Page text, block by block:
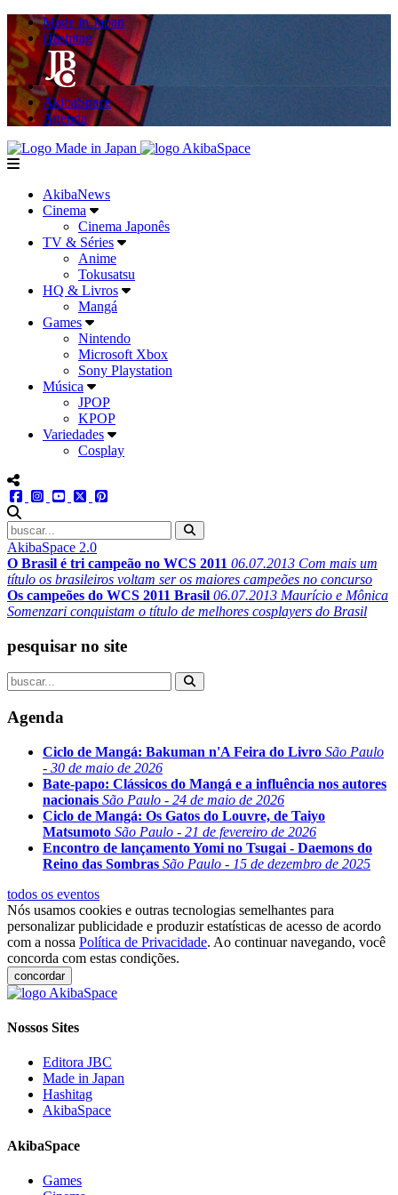
Made in Japan
Hashitag
AkibaSpace
Agenda
Powered By Made in Japan
AkibaSpace
menu
AkibaNews
Cinema
Cinema Japonês
TV & Séries
Anime
Tokusatsu
HQ & Livros
Mangá
Games
Nintendo
Microsoft Xbox
Sony Playstation
Música
JPOP
KPOP
Variedades
Cosplay
menu redes social
facebookinstagram
youtube
twitter
AkibaSpace 2.0
O Brasil é tri campeão no WCS 2011 06.07.2013 Com mais um
título os brasileiros voltam ser os maiores campeões no concurso
Os campeões do WCS 2011 Brasil 06.07.2013 Maurício e Mônica
Somenzari conquistam o título de melhores cosplayers do Brasil
pesquisar no site
Agenda
Ciclo de Mangá: Bakuman n'A Feira do Livro São Paulo
- 30 de maio de 2026
Bate-papo: Clássicos do Mangá e a influência nos autores
nacionais São Paulo - 24 de maio de 2026
Ciclo de Mangá: Os Gatos do Louvre, de Taiyo
Matsumoto São Paulo - 21 de fevereiro de 2026
Encontro de lançamento Yomi no Tsugai - Daemons do
Reino das Sombras São Paulo - 15 de dezembro de 2025
todos os eventos
Nós usamos cookies e outras tecnologias semelhantes para
personalizar publicidade e produzir estatísticas de acesso de acordo
com a nossa Política de Privacidade. Ao continuar navegando, você
concorda com estas condições.
concordar
Nossos Sites
Editora JBC
Made in Japan
Hashitag
AkibaSpace
AkibaSpace
Games